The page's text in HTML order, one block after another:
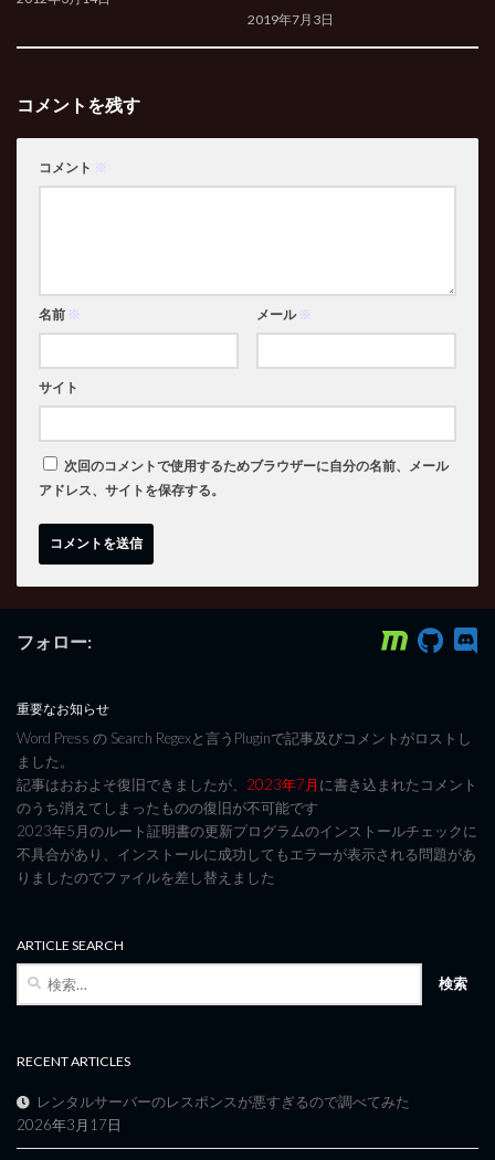
2019年7月3日
コメントを残す
コメント ※
名前 ※ メール ※
サイト
次回のコメントで使用するためブラウザーに自分の名前、メール
アドレス、サイトを保存する。
フォロー:
重要なお知らせ
Word Press の Search Regexと言うPluginで記事及びコメントがロストし
ました。
記事はおおよそ復旧できましたが、 2023年7月に書き込まれたコメント
のうち消えてしまったものの復旧が不可能です
2023年5月のルート証明書の更新プログラムのインストールチェックに
不具合があり、インストールに成功してもエラーが表示される問題があ
りましたのでファイルを差し替えました
ARTICLE SEARCH
RECENT ARTICLES
レンタルサーバーのレスポンスが悪すぎるので調べてみた
2026年3月17日